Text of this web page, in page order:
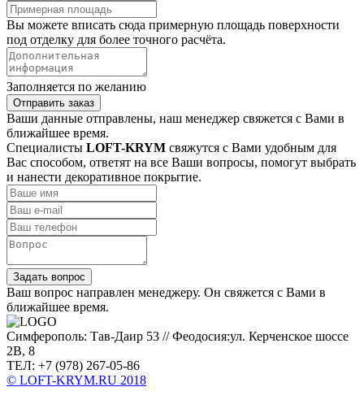
Вы можете вписать сюда примерную площадь поверхности
под отделку для более точного расчёта.
Заполняется по желанию
Отправить заказ
Ваши данные отправлены, наш менеджер свяжется с Вами в
ближайшее время.
Специалисты LOFT-KRYM свяжутся с Вами удобным для
Вас способом, ответят на все Ваши вопросы, помогут выбрать
и нанести декоративное покрытие.
Задать вопрос
Ваш вопрос направлен менеджеру. Он свяжется с Вами в
ближайшее время.
Симферополь: Тав-Даир 53 // Феодосия:ул. Керченское шоссе
2В, 8
ТЕЛ: +7 (978) 267-05-86
© LOFT-KRYM.RU 2018